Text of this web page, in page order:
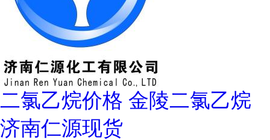
二氯乙烷价格 金陵二氯乙烷
济南仁源现货